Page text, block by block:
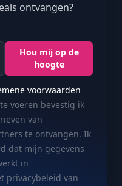
ontvangen?
Hou mij op de
hoogte
voorwaarden
voeren bevestig ik
van
te ontvangen. Ik
dat mijn gegevens
in
privacybeleid van